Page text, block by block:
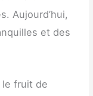
Aujourd’hui,
et des
le fruit de